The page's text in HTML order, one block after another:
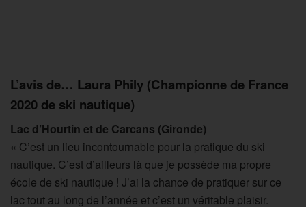
L’avis de… Laura Phily (Championne de France
2020 de ski nautique)
Lac d’Hourtin et de Carcans (Gironde)
« C’est un lieu incontournable pour la pratique du ski
nautique. C’est d’ailleurs là que je possède ma propre
école de ski nautique ! J’ai la chance de pratiquer sur ce
lac tout au long de l’année et c’est un véritable plaisir.